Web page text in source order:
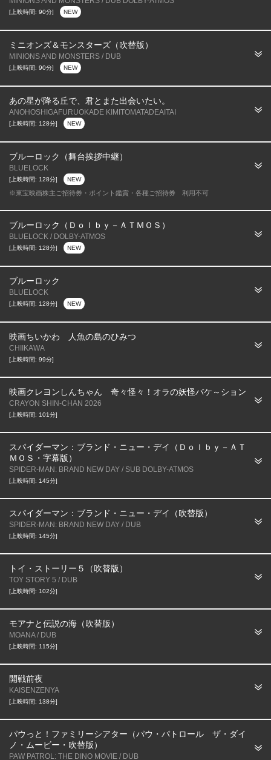
[上映時間: 90分] NEW
ミニオンズ＆モンスターズ（吹替版）
MINIONS AND MONSTERS / DUB
[上映時間: 90分] NEW
あの星が降る丘で、君とまた出会いたい。
ANOHOSHIGAFURUOKADE KIMITOMATADEAITAI
[上映時間: 128分] NEW
ブルーロック（舞台挨拶中継）
BLUELOCK
[上映時間: 128分] NEW
※東宝映画株主ご招待券・ポイント鑑賞・各種ご招待券 利用不可
ブルーロック（Ｄｏｌｂｙ－ＡＴＭＯＳ）
BLUELOCK / DOLBY-ATMOS
[上映時間: 128分] NEW
ブルーロック
BLUELOCK
[上映時間: 128分] NEW
映画ちいかわ 人魚の島のひみつ
CHIIKAWA
[上映時間: 99分]
映画クレヨンしんちゃん 奇々怪々！オラの妖怪バケ～ション
CRAYON SHIN-CHAN 2026
[上映時間: 101分]
スパイダーマン：ブランド・ニュー・デイ（Ｄｏｌｂｙ－ＡＴ
ＭＯＳ・字幕版）
SPIDER-MAN: BRAND NEW DAY / SUB DOLBY-ATMOS
[上映時間: 145分]
スパイダーマン：ブランド・ニュー・デイ（吹替版）
SPIDER-MAN: BRAND NEW DAY / DUB
[上映時間: 145分]
トイ・ストーリー５（吹替版）
TOY STORY 5 / DUB
[上映時間: 102分]
モアナと伝説の海（吹替版）
MOANA / DUB
[上映時間: 115分]
開戦前夜
KAISENZENYA
[上映時間: 138分]
パウっと！ファミリーシアター（パウ・パトロール ザ・ダイ
ノ・ムービー・吹替版）
PAW PATROL: THE DINO MOVIE / DUB